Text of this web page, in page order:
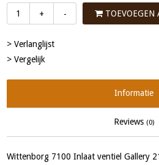
+ - TOEVOEGEN
> Verlanglijst
> Vergelijk
Informatie
Reviews (0)
Wittenborg 7100 Inlaat ventiel Gallery